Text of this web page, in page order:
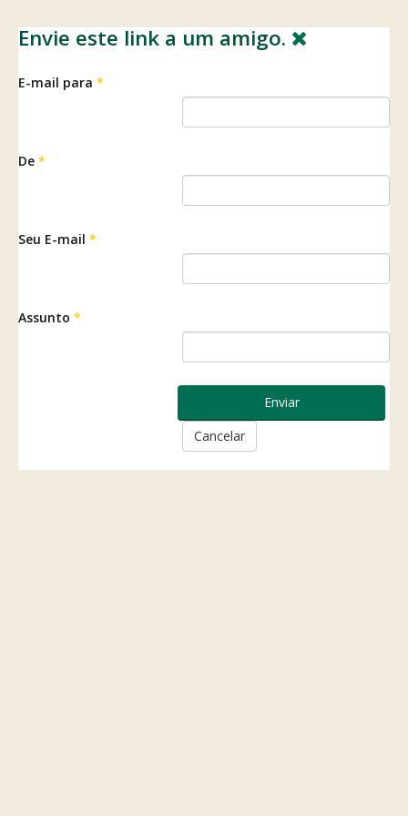
Envie este link a um amigo.
E-mail para *
De *
Seu E-mail *
Assunto *
Enviar
Cancelar